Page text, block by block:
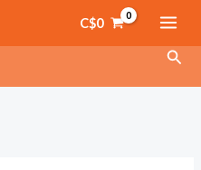
C$0